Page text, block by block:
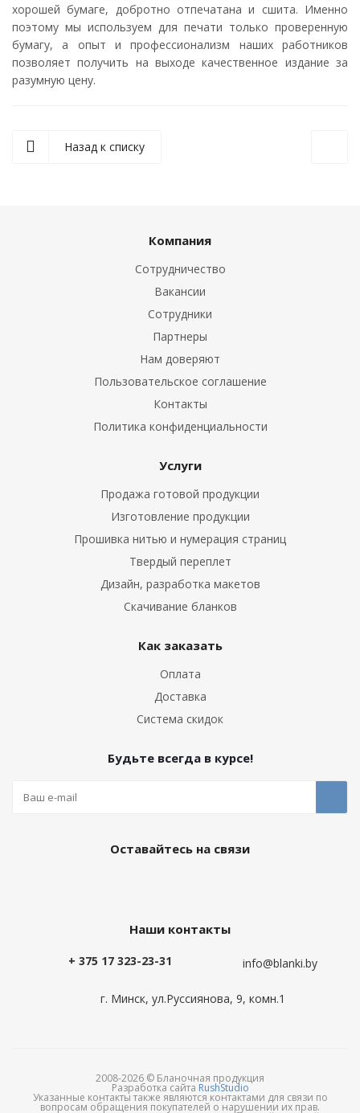
хорошей бумаге, добротно отпечатана и сшита. Именно
поэтому мы используем для печати только проверенную
бумагу, а опыт и профессионализм наших работников
позволяет получить на выходе качественное издание за
разумную цену.
Назад к списку
Компания
Сотрудничество
Вакансии
Сотрудники
Партнеры
Нам доверяют
Пользовательское соглашение
Контакты
Политика конфиденциальности
Услуги
Продажа готовой продукции
Изготовление продукции
Прошивка нитью и нумерация страниц
Твердый переплет
Дизайн, разработка макетов
Скачивание бланков
Как заказать
Оплата
Доставка
Система скидок
Будьте всегда в курсе!
Оставайтесь на связи
Наши контакты
+ 375 17 323-23-31 info@blanki.by
г. Минск, ул.Руссиянова, 9, комн.1
2008-2026 © Бланочная продукция
Разработка сайта RushStudio
Указанные контакты также являются контактами для связи по
вопросам обращения покупателей о нарушении их прав.